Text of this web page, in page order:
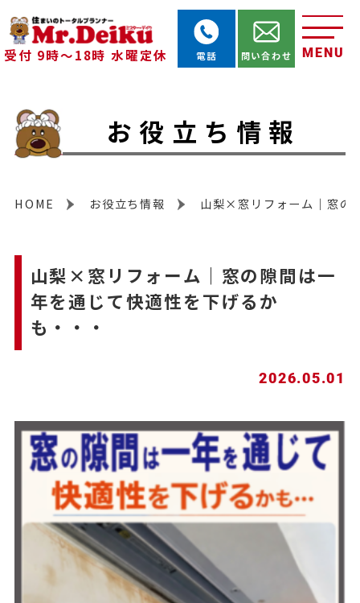
受付 9時～18時 水曜定休 MENU
電話 問い合わせ
お役立ち情報
HOME お役立ち情報 山梨×窓リフォーム｜窓の
山梨×窓リフォーム｜窓の隙間は一
年を通じて快適性を下げるか
も・・・
2026.05.01